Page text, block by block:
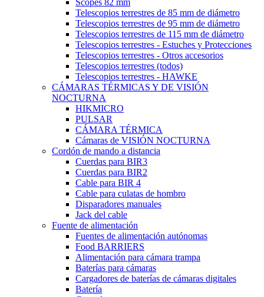
Scopes 82 mm
Telescopios terrestres de 85 mm de diámetro
Telescopios terrestres de 95 mm de diámetro
Telescopios terrestres de 115 mm de diámetro
Telescopios terrestres - Estuches y Protecciones
Telescopios terrestres - Otros accesorios
Telescopios terrestres (todos)
Telescopios terrestres - HAWKE
CÁMARAS TÉRMICAS Y DE VISIÓN
NOCTURNA
HIKMICRO
PULSAR
CÁMARA TÉRMICA
Cámaras de VISIÓN NOCTURNA
Cordón de mando a distancia
Cuerdas para BIR3
Cuerdas para BIR2
Cable para BIR 4
Cable para culatas de hombro
Disparadores manuales
Jack del cable
Fuente de alimentación
Fuentes de alimentación autónomas
Food BARRIERS
Alimentación para cámara trampa
Baterías para cámaras
Cargadores de baterías de cámaras digitales
Batería